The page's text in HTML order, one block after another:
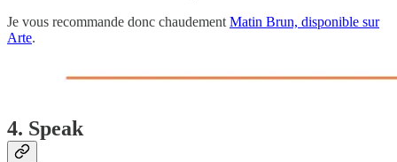
Je vous recommande donc chaudement Matin Brun, disponible sur
Arte.
4. Speak